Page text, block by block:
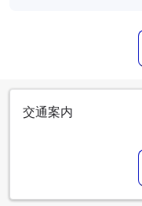
交通案内